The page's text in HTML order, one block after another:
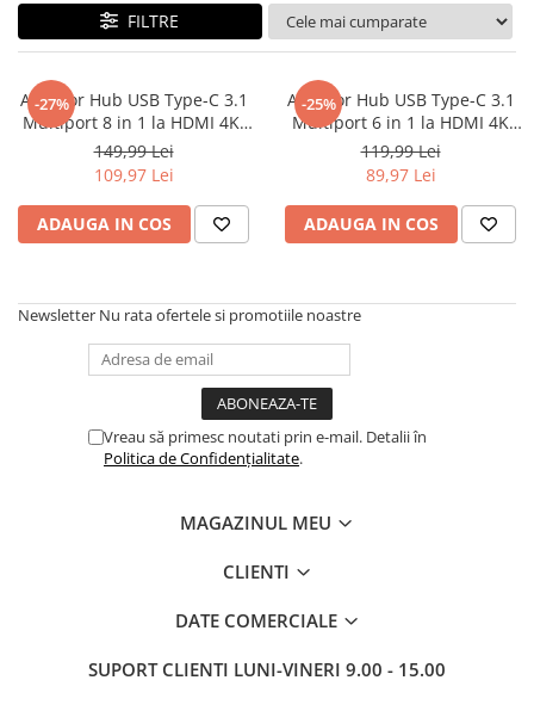
FILTRE
-27%
Adaptor Hub USB Type-C 3.1
Multiport 8 in 1 la HDMI 4K,
LAN RJ45 Ethernet, 1 x USB
Type-C, 2 x USB-A, PD 87W
Charging Port, SD/TF Card
Reader, Docking Station
Laptop Lenovo, Dell, HP, Asus,
149,99 Lei
109,97 Lei
ADAUGA IN COS
-25%
Adaptor Hub USB Type-C 3.1
Multiport 6 in 1 la HDMI 4K
30HZ, 2 x USB 3.0, PD 60W
Charging Port, SD/TF Card
Reader, Docking Station
pentru Laptop Lenovo, Dell,
HP, Asus, Acer, Apple
119,99 Lei
89,97 Lei
ADAUGA IN COS
Newsletter Nu rata ofertele si promotiile noastre
Vreau să primesc noutati prin e-mail. Detalii în
Politica de Confidențialitate.
MAGAZINUL MEU
CLIENTI
DATE COMERCIALE
SUPORT CLIENTI LUNI-VINERI 9.00 - 15.00